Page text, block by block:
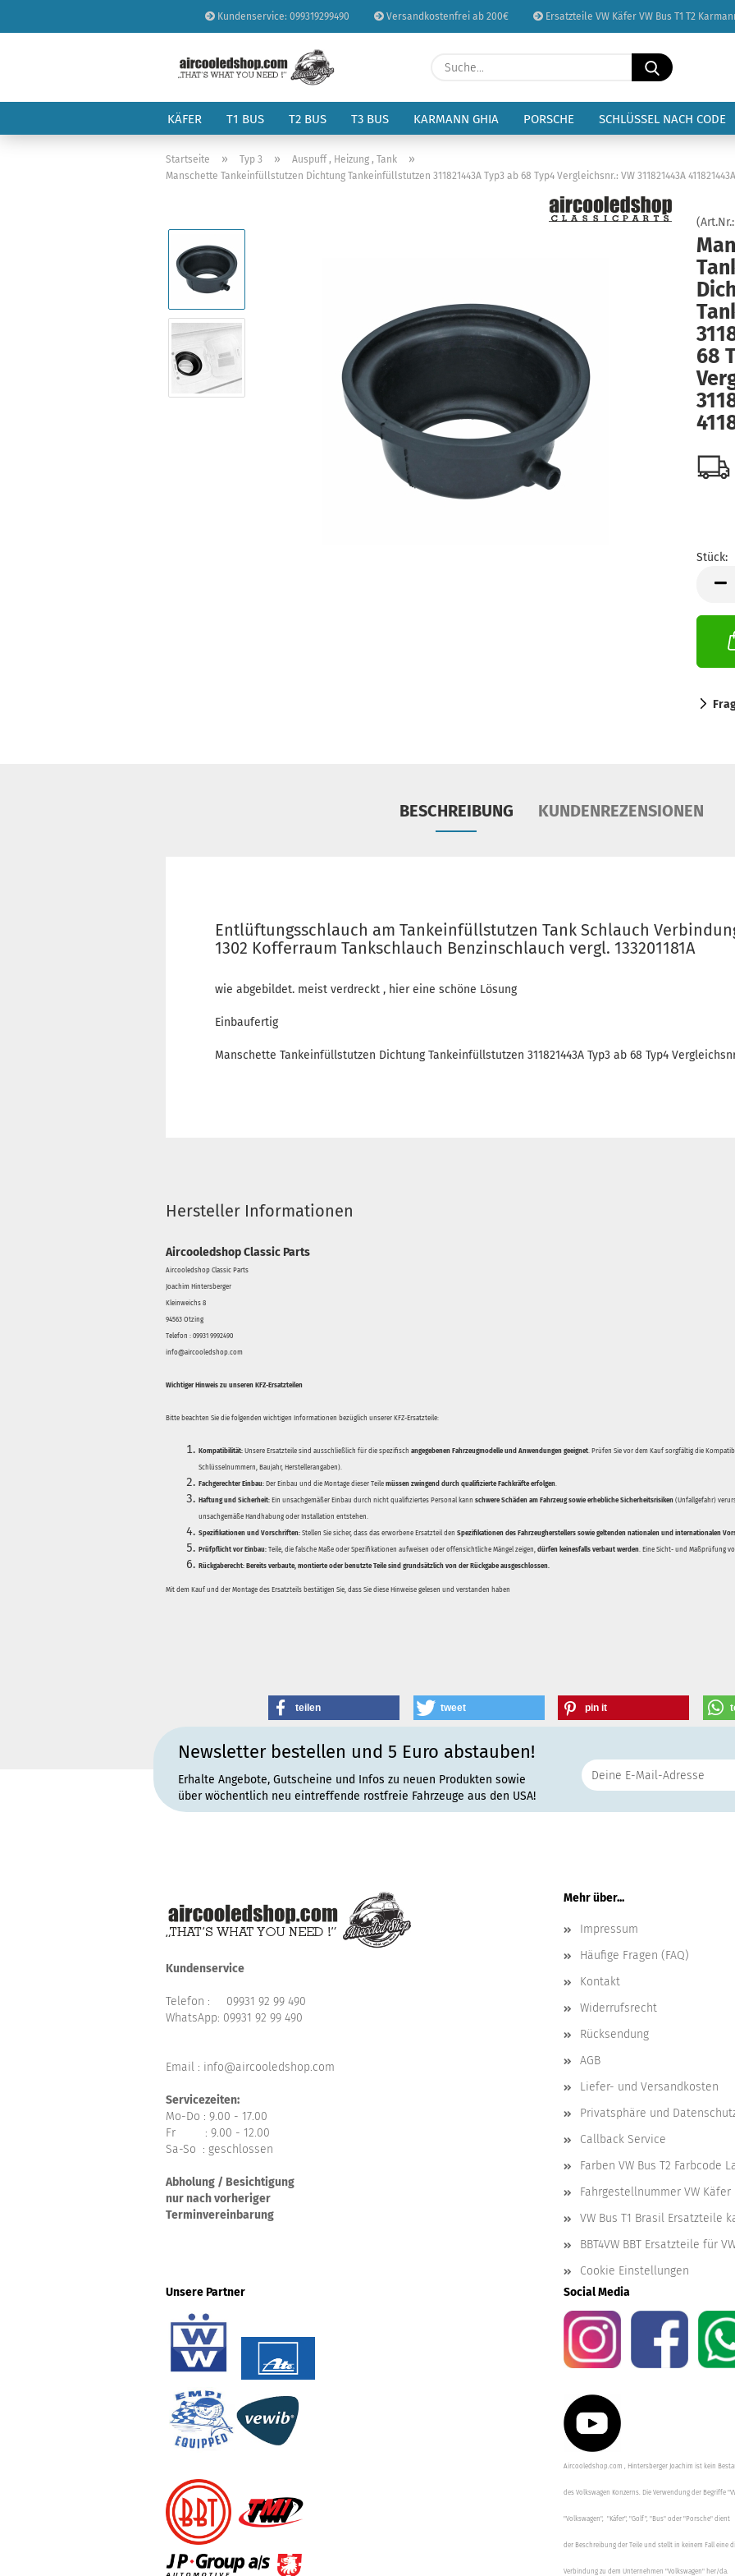
Kundenservice: 099319299490 Versandkostenfrei ab 200€ Ersatzteile VW Käfer VW Bus T1 T2
Sprache auswählen
Lieferland
Konto erstellen
Passwort
Suche...
KÄFER T1 BUS T2 BUS T3 BUS KARMANN GHIA PORSCHE SCHLÜSSEL NACH CODE
Startseite » Typ 3 » Auspuff , Heizung , Tank »
Manschette Tankeinfüllstutzen Dichtung Tankeinfüllstutzen 311821443A Typ3 ab 68 Typ4 Vergleichsnr.: VW 311821443A 411821443A
(Art.Nr.:
68
Stück:
Stück
BESCHREIBUNG KUNDENREZENSIONEN
Entlüftungsschlauch am Tankeinfüllstutzen Tank Schlauch
1302 Kofferraum Tankschlauch Benzinschlauch vergl. 133201181A
wie abgebildet. meist verdreckt , hier eine schöne Lösung
Einbaufertig
Manschette Tankeinfüllstutzen Dichtung Tankeinfüllstutzen 311821443A Typ3 ab 68 Typ4 Vergleichsnr.:
Hersteller Informationen
Aircooledshop Classic Parts
Aircooledshop Classic Parts
Joachim Hintersberger
Kleinweichs 8
94563 Otzing
Telefon : 09931 9992490
info@aircooledshop.com
Wichtiger Hinweis zu unseren KFZ-Ersatzteilen
Bitte beachten Sie die folgenden wichtigen Informationen bezüglich unserer KFZ-Ersatzteile:
Kompatibilität: Unsere Ersatzteile sind ausschließlich für die spezifisch angegebenen Fahrzeugmodelle und Anwendungen geeignet. Prüfen Sie vor dem Kauf sorgfältig die
Schlüsselnummern, Baujahr, Herstellerangaben).
Fachgerechter Einbau: Der Einbau und die Montage dieser Teile müssen zwingend durch qualifizierte Fachkräfte erfolgen.
Haftung und Sicherheit: Ein unsachgemäßer Einbau durch nicht qualifiziertes Personal kann schwere Schäden am Fahrzeug sowie erhebliche Sicherheitsrisiken (Unfallgefahr)
unsachgemäße Handhabung oder Installation entstehen.
Spezifikationen und Vorschriften: Stellen Sie sicher, dass das erworbene Ersatzteil den Spezifikationen des Fahrzeugherstellers sowie geltenden nationalen und internationalen
Prüfpflicht vor Einbau: Teile, die falsche Maße oder Spezifikationen aufweisen oder offensichtliche Mängel zeigen, dürfen keinesfalls verbaut werden. Eine Sicht- und Maßprüfung
Rückgaberecht: Bereits verbaute, montierte oder benutzte Teile sind grundsätzlich von der Rückgabe ausgeschlossen.
Mit dem Kauf und der Montage des Ersatzteils bestätigen Sie, dass Sie diese Hinweise gelesen und verstanden haben
teilen tweet pin it
Newsletter bestellen und 5 Euro abstauben!
Erhalte Angebote, Gutscheine und Infos zu neuen Produkten sowie
über wöchentlich neu eintreffende rostfreie Fahrzeuge aus den USA!
Kundenservice
Telefon : 09931 92 99 490
WhatsApp: 09931 92 99 490
Email : info@aircooledshop.com
Servicezeiten:
Mo-Do : 9.00 - 17.00
Fr : 9.00 - 12.00
Sa-So : geschlossen
Abholung / Besichtigung
nur nach vorheriger
Terminvereinbarung
Mehr über...
Impressum
Häufige Fragen (FAQ)
Kontakt
Widerrufsrecht
Rücksendung
AGB
Liefer- und Versandkosten
Privatsphäre und
Callback Service
Farben VW Bus T2 Farbcode
Fahrgestellnummer VW Käfer
VW Bus T1 Brasil Ersatzteile
BBT4VW BBT Ersatzteile für
Cookie Einstellungen
Unsere Partner
Social Media
Aircooledshop.com , Hintersberger Joachim ist kein
des Volkswagen Konzerns. Die Verwendung der Begriffe
"Volkswagen", "Käfer", "Golf", "Bus" oder "Porsche" dient
der Beschreibung der Teile und stellt in keinem Fall eine
Verbindung zu dem Unternehmen "Volkswagen" her/da.